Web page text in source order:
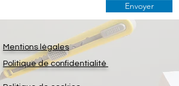
Envoyer
Mentions légales
Politique de confidentialité